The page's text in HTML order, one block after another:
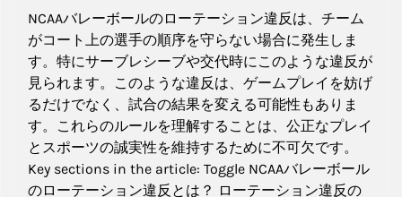
NCAAバレーボールのローテーション違反は、チーム
がコート上の選手の順序を守らない場合に発生しま
す。特にサーブレシーブや交代時にこのような違反が
見られます。このような違反は、ゲームプレイを妨げ
るだけでなく、試合の結果を変える可能性もありま
す。これらのルールを理解することは、公正なプレイ
とスポーツの誠実性を維持するために不可欠です。
Key sections in the article: Toggle NCAAバレーボール
のローテーション違反とは？ ローテーション違反の